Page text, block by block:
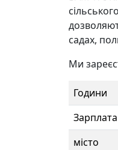
садах,
Ми
Години
Зарплата
місто